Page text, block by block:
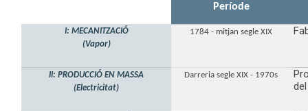
Període
I: MECANITZACIÓ
(Vapor)
1784 - mitjan segle XIX
II: PRODUCCIÓ EN MASSA
(Electricitat)
Darreria segle XIX - 1970s